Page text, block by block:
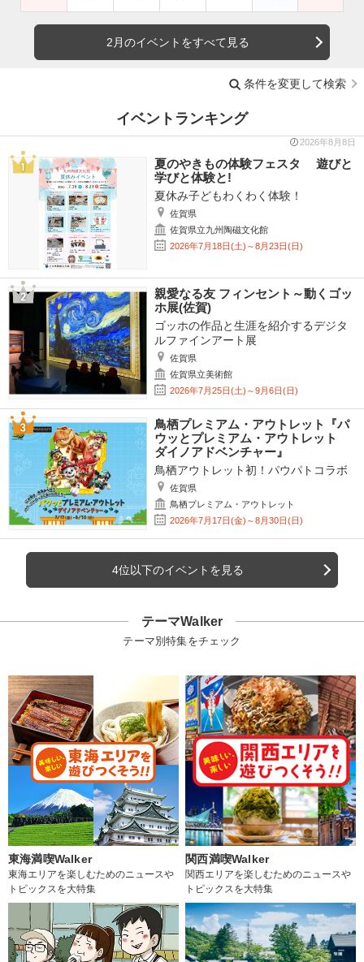
2月のイベントをすべて見る
条件を変更して検索
イベントランキング
2026年8月8日
夏のやきもの体験フェスタ 遊びと
学びと体験と!
夏休み子どもわくわく体験！
佐賀県
佐賀県立九州陶磁文化館
2026年7月18日(土)～8月23日(日)
親愛なる友 フィンセント～動くゴッ
ホ展(佐賀)
ゴッホの作品と生涯を紹介するデジタ
ルファインアート展
佐賀県
佐賀県立美術館
2026年7月25日(土)～9月6日(日)
鳥栖プレミアム・アウトレット『パ
ウッとプレミアム・アウトレット
ダイノアドベンチャー』
鳥栖アウトレット初！パウパトコラボ
佐賀県
鳥栖プレミアム・アウトレット
2026年7月17日(金)～8月30日(日)
4位以下のイベントを見る
テーマWalker
テーマ別特集をチェック
東海満喫Walker
東海エリアを楽しむためのニュースや
トピックスを大特集
関西満喫Walker
関西エリアを楽しむためのニュースや
トピックスを大特集